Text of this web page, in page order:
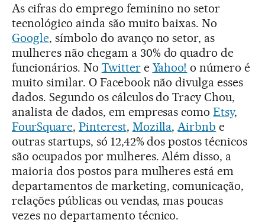
As cifras do emprego feminino no setor
tecnológico ainda são muito baixas. No
Google, símbolo do avanço no setor, as
mulheres não chegam a 30% do quadro de
funcionários. No Twittere Yahoo! o número é
muito similar. O Facebook não divulga esses
dados. Segundo os cálculos do Tracy Chou,
analista de dados, em empresas comoEtsy,
FourSquare, Pinterest, Mozilla, Airbnb e
outras startups, só 12,42% dos postos técnicos
são ocupados por mulheres. Além disso, a
maioria dos postos para mulheres está em
departamentos de marketing, comunicação,
relações públicas ou vendas, mas poucas
vezes no departamento técnico.